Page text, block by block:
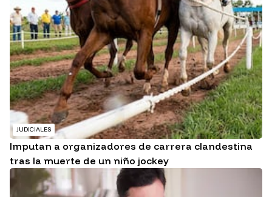
JUDICIALES
Imputan a organizadores de carrera clandestina
tras la muerte de un niño jockey